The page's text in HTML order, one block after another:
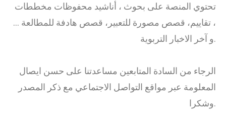
تحتوي المنصة على بحوث ، أناشيد محفوظات مخططات
، تقاييم، قصص مصورة للتعبير، قصص هادفة للمطالعة …
و آخر الاخبار التربوية.
الرجاء من السادة المتابعين مساعدتنا على حسن ايصال
المعلومة عبر مواقع التواصل الاجتماعي مع ذكر المصدر
وشكرا.